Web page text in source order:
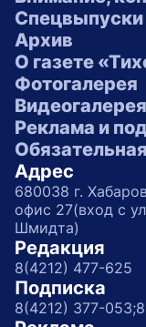
Спецвыпуски
Архив
О газете
Фотогалерея
Видеогалерея
Реклама и
Адрес
680038 г.
офис 27(вход с
Шмидта)
Редакция
8(4212) 477-625
Подписка
8(4212) 377-053;